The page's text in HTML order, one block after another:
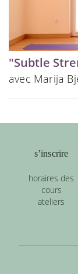
"Subtle
avec Marija
s’inscrire
horaires des
cours
ateliers